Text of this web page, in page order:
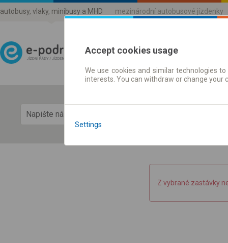
autobusy, vlaky, minibusy a MHD mezinárodní autobusové jízdenky
Jízdni řády a jízdenky
Z vybrané zastávky
Accept cookies usage
We use cookies and similar technologies
interests. You can withdraw or change
Settings